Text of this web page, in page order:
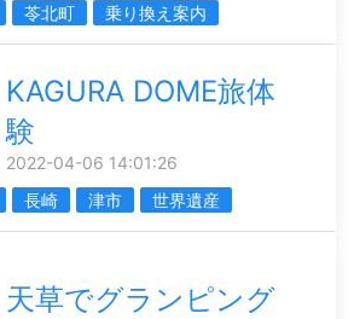
苓北町 乗り換え案内
KAGURA DOME旅体
験
2022-04-06 14:01:26
長崎 津市 世界遺産
天草でグランピング